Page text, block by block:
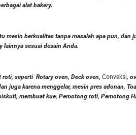
alat bakery.
mesin berkualitas tanpa masalah apa pun,
lainnya sesuai desain Anda.
roti, seperti Rotary oven, Deck oven, Conveksi,
juga karena menggelar, mesin pres adonan,
membuat kue, Pemotong roti, Pemotong